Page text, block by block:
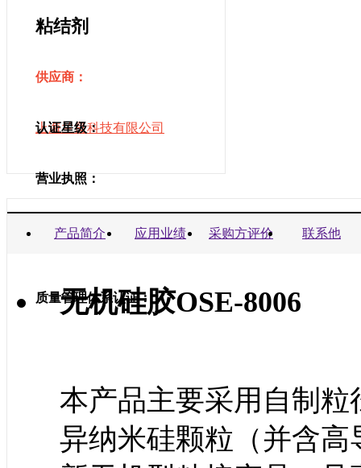
粘结剂
供应商：
上海兰良科技有限公司
认证星级：
营业执照：
商业信誉承诺书：
质量管理体系认证：
产品简介 应用业绩 采购方评价 联系他
无机硅胶OSE-8006
本产品主要采用自制粒
异纳米硅颗粒（并含